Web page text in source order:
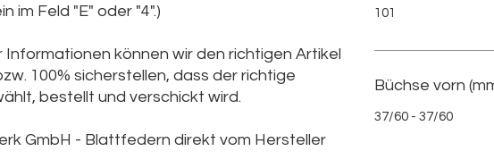
im Feld "E" oder "4".)
Informationen können wir den richtigen Artikel
100% sicherstellen, dass der richtige
bestellt und verschickt wird.
GmbH - Blattfedern direkt vom Hersteller
101
Büchse vorn
37/60 - 37/60